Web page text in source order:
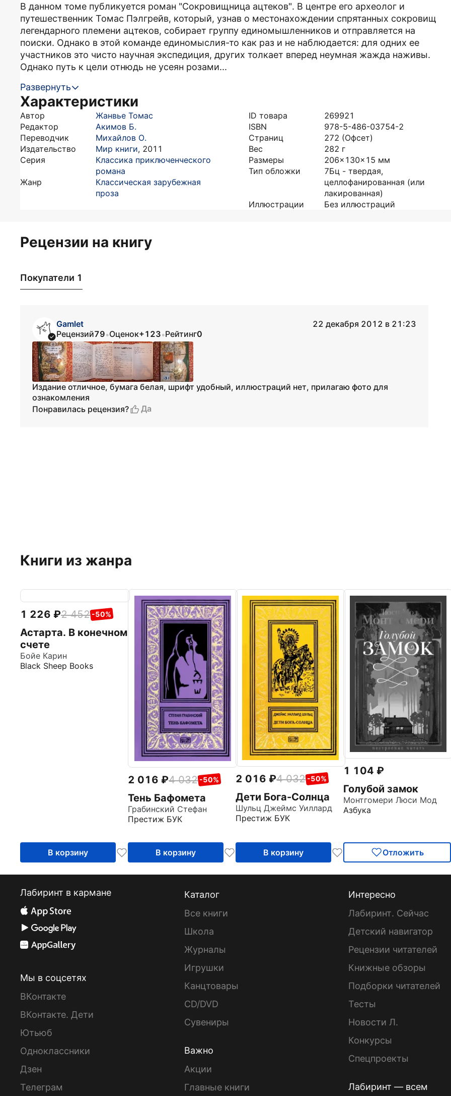
В данном томе публикуется роман "Сокровищница ацтеков". В центре его археолог и
путешественник Томас Пэлгрейв, который, узнав о местонахождении спрятанных сокровищ
легендарного племени ацтеков, собирает группу единомышленников и отправляется на
поиски. Однако в этой команде единомыслия-то как раз и не наблюдается: для одних ее
участников это чисто научная экспедиция, других толкает вперед неумная жажда наживы.
Однако путь к цели отнюдь не усеян розами...
Развернуть
Характеристики
Автор
Жанвье Томас
Редактор
Акимов Б.
Переводчик
Михайлов О.
Издательство
Мир книги, 2011
Серия
Классика приключенческого
романа
Жанр
Классическая зарубежная
проза
ID товара
269921
ISBN
978-5-486-03754-2
Страниц
272 (Офсет)
Вес
282 г
Размеры
206x130x15 мм
Тип обложки
7Бц - твердая,
целлофанированная (или
лакированная)
Иллюстрации
Без иллюстраций
Рецензии на книгу
Покупатели 1
Gamlet
22 декабря 2012 в 21:23
Рецензий79•Оценок+123•Рейтинг0
Издание отличное, бумага белая, шрифт удобный, иллюстраций нет, прилагаю фото для
ознакомления
Понравилась рецензия?
Да
Книги из жанра
1 226 2 452 -50%
Астарта. В конечном
счете
Бойе Карин
Black Sheep Books
В корзину
2 016 4 032 -50%
Тень Бафомета
Грабинский Стефан
Престиж БУК
В корзину
2 016 4 032 -50%
Дети Бога-Солнца
Шульц Джеймс Уиллард
Престиж БУК
В корзину
1 104
Голубой замок
Монтгомери Люси Мод
Азбука
Отложить
Лабиринт в кармане
Мы в соцсетях
ВКонтакте
ВКонтакте. Дети
Ютьюб
Одноклассники
Дзен
Телеграм
Каталог
Все книги
Школа
Журналы
Игрушки
Канцтовары
CD/DVD
Сувениры
Важно
Акции
Главные книги
Интересно
Лабиринт. Сейчас
Детский навигатор
Рецензии читателей
Книжные обзоры
Подборки читателей
Тесты
Новости Л.
Конкурсы
Спецпроекты
Лабиринт — всем